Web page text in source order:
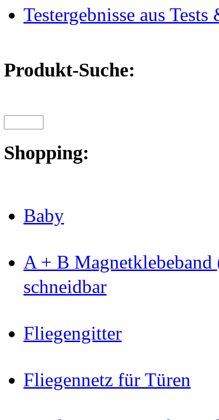
Testergebnisse aus
Produkt-Suche:
Shopping:
Baby
A + B
schneidbar
Fliegengitter
Fliegennetz für Türen